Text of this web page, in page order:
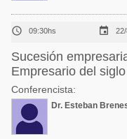
 09:30hs 
Sucesión
Empresario del
Conferencista:
Dr. Esteban